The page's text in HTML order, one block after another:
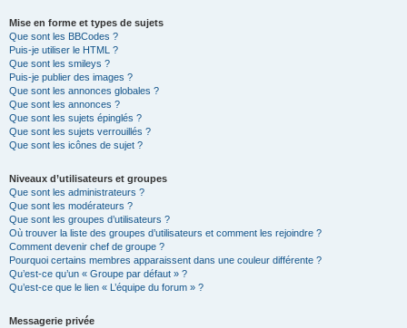
Mise en forme et types de sujets
Que sont les BBCodes ?
Puis-je utiliser le HTML ?
Que sont les smileys ?
Puis-je publier des images ?
Que sont les annonces globales ?
Que sont les annonces ?
Que sont les sujets épinglés ?
Que sont les sujets verrouillés ?
Que sont les icônes de sujet ?
Niveaux d’utilisateurs et groupes
Que sont les administrateurs ?
Que sont les modérateurs ?
Que sont les groupes d’utilisateurs ?
Où trouver la liste des groupes d’utilisateurs et comment les rejoindre ?
Comment devenir chef de groupe ?
Pourquoi certains membres apparaissent dans une couleur différente ?
Qu’est-ce qu’un « Groupe par défaut » ?
Qu’est-ce que le lien « L’équipe du forum » ?
Messagerie privée